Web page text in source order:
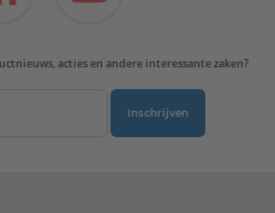
acties en andere interessante zaken?
Inschrijven